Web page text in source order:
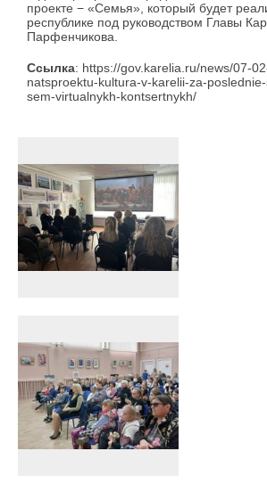
проекте − «Семья», который будет
республике под руководством Главы
Парфенчикова.
Ссылка: https://gov.karelia.ru/news/07-
natsproektu-kultura-v-karelii-za-
sem-virtualnykh-kontsertnykh/